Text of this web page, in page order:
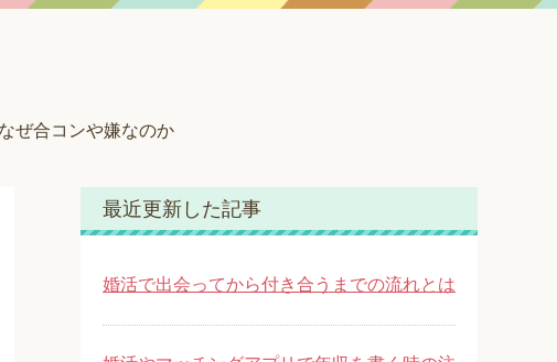
ぜ合コンや嫌なのか
最近更新した記事
婚活で出会ってから付き合うまでの流れとは